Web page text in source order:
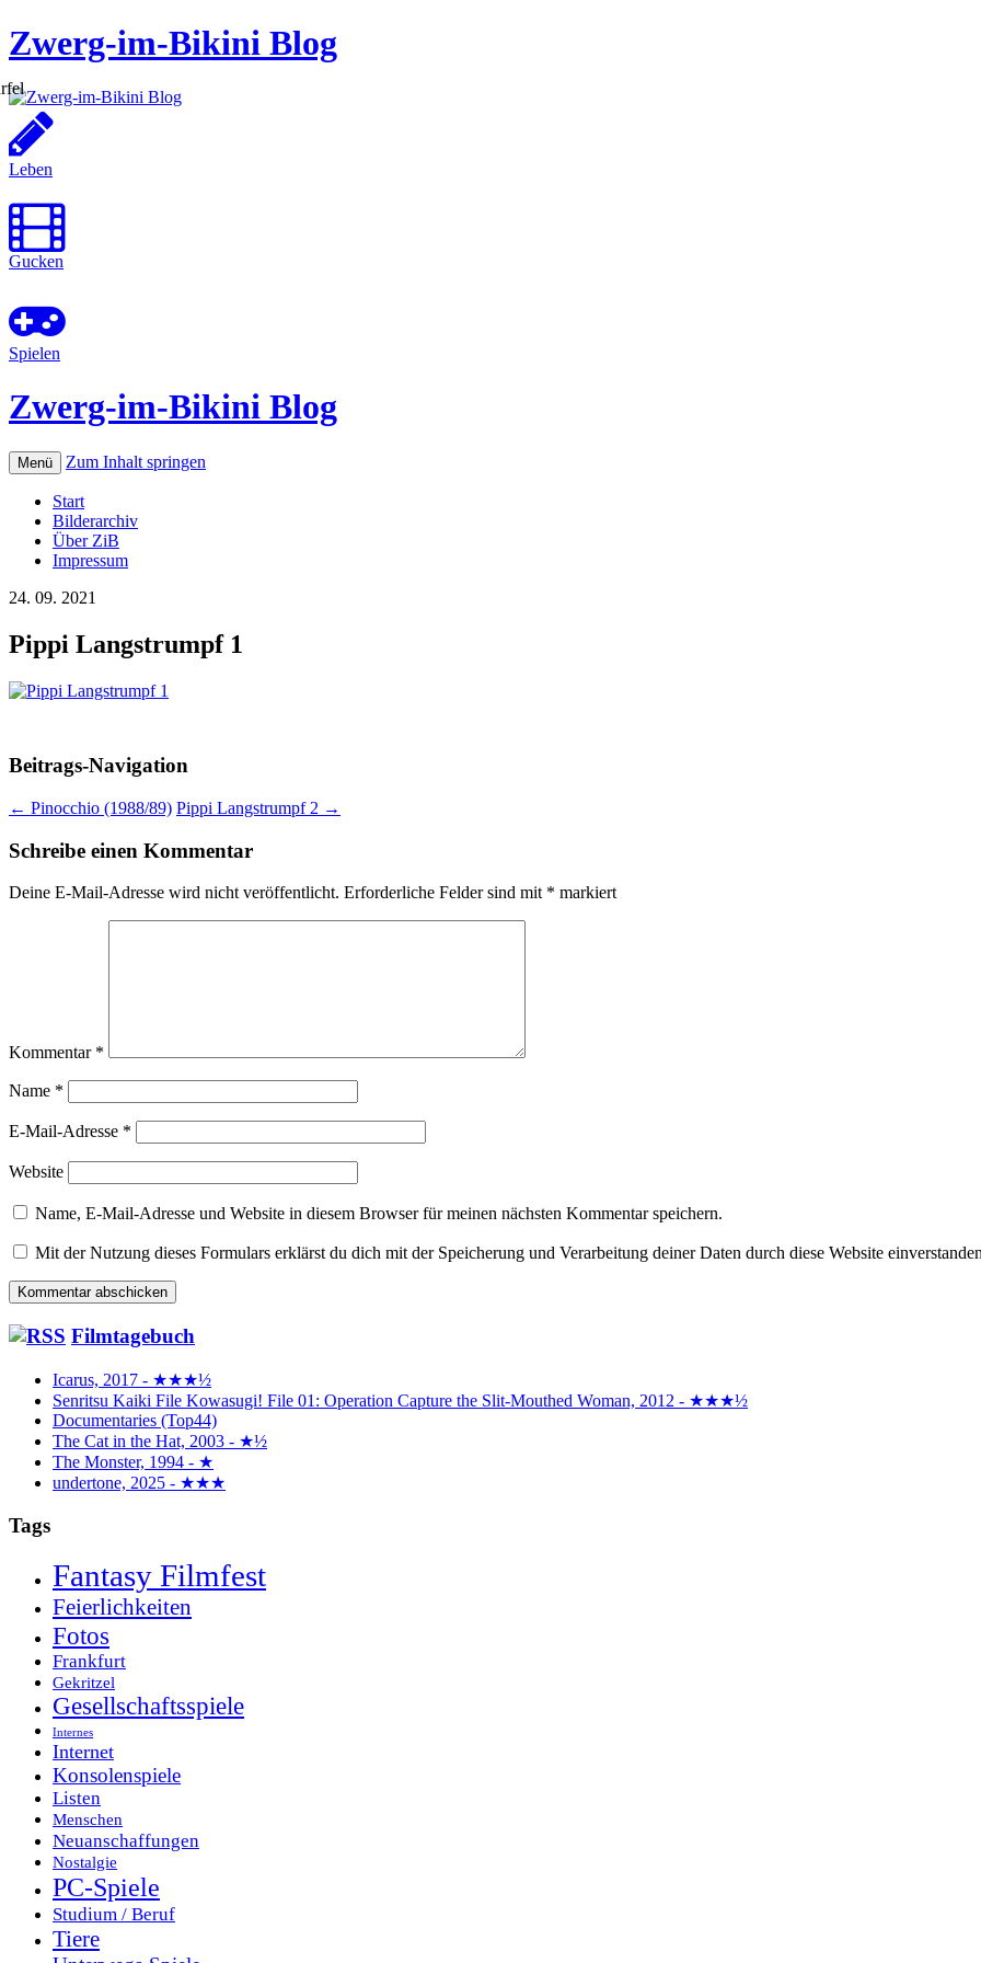
Zwerg-im-Bikini Blog
Leben
Gucken
Spielen
Zwerg-im-Bikini Blog
Menü Zum Inhalt springen
Start
Bilderarchiv
Über ZiB
Impressum
24. 09. 2021
Pippi Langstrumpf 1
Beitrags-Navigation
← Pinocchio (1988/89) Pippi Langstrumpf 2 →
Schreibe einen Kommentar
Deine E-Mail-Adresse wird nicht veröffentlicht. Erforderliche Felder sind mit * markiert
Kommentar *
Name *
E-Mail-Adresse *
Website
Name, E-Mail-Adresse und Website in diesem Browser für meinen nächsten Kommentar speichern.
Mit der Nutzung dieses Formulars erklärst du dich mit der Speicherung und Verarbeitung deiner Daten durch diese Website
Filmtagebuch
Icarus, 2017 - ★★★½
Senritsu Kaiki File Kowasugi! File 01: Operation Capture the Slit-Mouthed Woman, 2012 - ★★★½
Documentaries (Top44)
The Cat in the Hat, 2003 - ★½
The Monster, 1994 - ★
undertone, 2025 - ★★★
Tags
Fantasy Filmfest
Feierlichkeiten
Fotos
Frankfurt
Gekritzel
Gesellschaftsspiele
Internes
Internet
Konsolenspiele
Listen
Menschen
Neuanschaffungen
Nostalgie
PC-Spiele
Studium / Beruf
Tiere